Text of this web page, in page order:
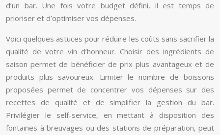
d’un bar. Une fois votre budget défini, il est temps de
prioriser et d’optimiser vos dépenses.
Voici quelques astuces pour réduire les coûts sans sacrifier la
qualité de votre vin d’honneur. Choisir des ingrédients de
saison permet de bénéficier de prix plus avantageux et de
produits plus savoureux. Limiter le nombre de boissons
proposées permet de concentrer vos dépenses sur des
recettes de qualité et de simplifier la gestion du bar.
Privilégier le self-service, en mettant à disposition des
fontaines à breuvages ou des stations de préparation, peut